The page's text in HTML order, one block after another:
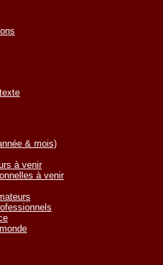
& mois)
à venir
à venir